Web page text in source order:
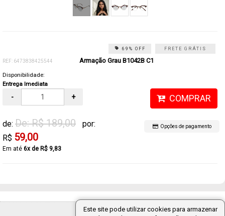
FRETE GRÁTIS
69% OFF
REF: 6473838425544 Armação Grau B1042B C1
Disponibilidade:
Entrega Imediata
- + COMPRAR
de: De: R$ 189,00
por:
R$ 59,00
6x de R$ 9,83
Opções de pagamento
Tecnologia:
Este site pode utilizar cookies para armazenar